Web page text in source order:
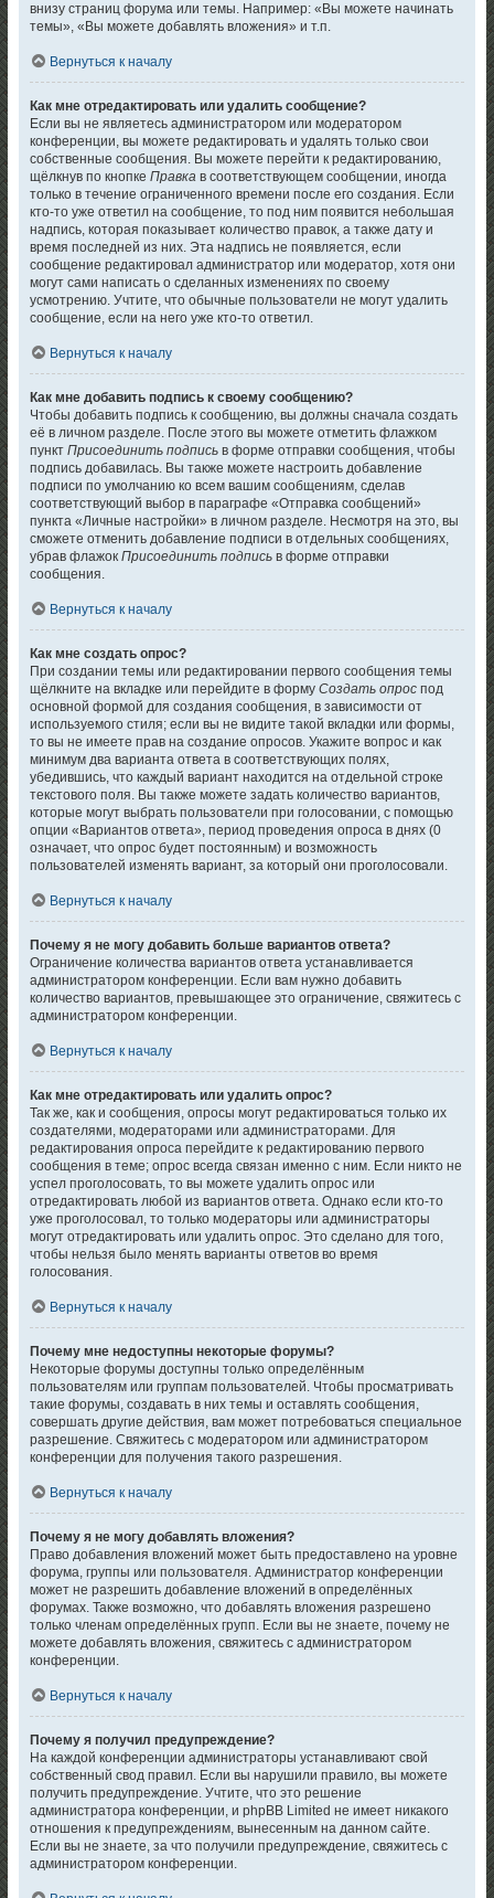
внизу страниц форума или темы. Например: «Вы можете начинать
темы», «Вы можете добавлять вложения» и т.п.
Вернуться к началу
Как мне отредактировать или удалить сообщение?
Если вы не являетесь администратором или модератором
конференции, вы можете редактировать и удалять только свои
собственные сообщения. Вы можете перейти к редактированию,
щёлкнув по кнопкеПравка в соответствующем сообщении, иногда
только в течение ограниченного времени после его создания. Если
кто-то уже ответил на сообщение, то под ним появится небольшая
надпись, которая показывает количество правок, а также дату и
время последней из них. Эта надпись не появляется, если
сообщение редактировал администратор или модератор, хотя они
могут сами написать о сделанных изменениях по своему
усмотрению. Учтите, что обычные пользователи не могут удалить
сообщение, если на него уже кто-то ответил.
Вернуться к началу
Как мне добавить подпись к своему сообщению?
Чтобы добавить подпись к сообщению, вы должны сначала создать
её в личном разделе. После этого вы можете отметить флажком
пунктПрисоединить подпись в форме отправки сообщения, чтобы
подпись добавилась. Вы также можете настроить добавление
подписи по умолчанию ко всем вашим сообщениям, сделав
соответствующий выбор в параграфе «Отправка сообщений»
пункта «Личные настройки» в личном разделе. Несмотря на это, вы
сможете отменить добавление подписи в отдельных сообщениях,
убрав флажокПрисоединить подпись в форме отправки
сообщения.
Вернуться к началу
Как мне создать опрос?
При создании темы или редактировании первого сообщения темы
щёлкните на вкладке или перейдите в формуСоздать опрос под
основной формой для создания сообщения, в зависимости от
используемого стиля; если вы не видите такой вкладки или формы,
то вы не имеете прав на создание опросов. Укажите вопрос и как
минимум два варианта ответа в соответствующих полях,
убедившись, что каждый вариант находится на отдельной строке
текстового поля. Вы также можете задать количество вариантов,
которые могут выбрать пользователи при голосовании, с помощью
опции «Вариантов ответа», период проведения опроса в днях (0
означает, что опрос будет постоянным) и возможность
пользователей изменять вариант, за который они проголосовали.
Вернуться к началу
Почему я не могу добавить больше вариантов ответа?
Ограничение количества вариантов ответа устанавливается
администратором конференции. Если вам нужно добавить
количество вариантов, превышающее это ограничение, свяжитесь с
администратором конференции.
Вернуться к началу
Как мне отредактировать или удалить опрос?
Так же, как и сообщения, опросы могут редактироваться только их
создателями, модераторами или администраторами. Для
редактирования опроса перейдите к редактированию первого
сообщения в теме; опрос всегда связан именно с ним. Если никто не
успел проголосовать, то вы можете удалить опрос или
отредактировать любой из вариантов ответа. Однако если кто-то
уже проголосовал, то только модераторы или администраторы
могут отредактировать или удалить опрос. Это сделано для того,
чтобы нельзя было менять варианты ответов во время
голосования.
Вернуться к началу
Почему мне недоступны некоторые форумы?
Некоторые форумы доступны только определённым
пользователям или группам пользователей. Чтобы просматривать
такие форумы, создавать в них темы и оставлять сообщения,
совершать другие действия, вам может потребоваться специальное
разрешение. Свяжитесь с модератором или администратором
конференции для получения такого разрешения.
Вернуться к началу
Почему я не могу добавлять вложения?
Право добавления вложений может быть предоставлено на уровне
форума, группы или пользователя. Администратор конференции
может не разрешить добавление вложений в определённых
форумах. Также возможно, что добавлять вложения разрешено
только членам определённых групп. Если вы не знаете, почему не
можете добавлять вложения, свяжитесь с администратором
конференции.
Вернуться к началу
Почему я получил предупреждение?
На каждой конференции администраторы устанавливают свой
собственный свод правил. Если вы нарушили правило, вы можете
получить предупреждение. Учтите, что это решение
администратора конференции, и phpBB Limited не имеет никакого
отношения к предупреждениям, вынесенным на данном сайте.
Если вы не знаете, за что получили предупреждение, свяжитесь с
администратором конференции.